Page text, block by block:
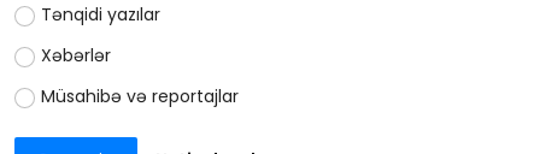
Tənqidi yazılar
Xəbərlər
Müsahibə və reportajlar